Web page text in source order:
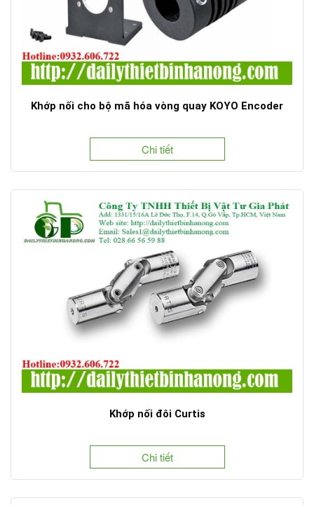
Khớp nối cho bộ mã hóa vòng quay KOYO Encoder
Chi tiết
Khớp nối đôi Curtis
Chi tiết